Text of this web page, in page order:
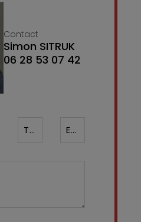
Contact
Simon SITRUK
06 28 53 07 42
Téléphone ¹* Email*